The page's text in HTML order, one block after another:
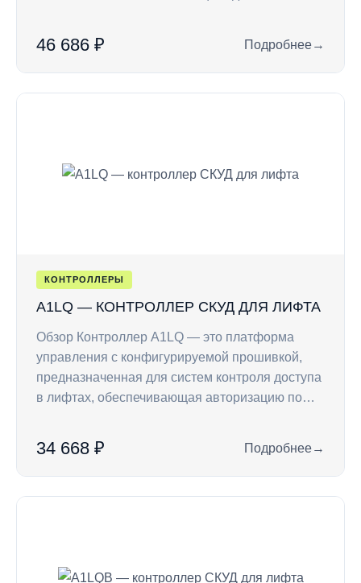
46 686 ₽ Подробнее
: A1U —
→
КОНТРОЛЛЕРЫ
A1LQ — КОНТРОЛЛЕР СКУД ДЛЯ ЛИФТА
Обзор Контроллер A1LQ — это платформа
управления с конфигурируемой прошивкой,
предназначенная для систем контроля доступа
в лифтах, обеспечивающая авторизацию по…
34 668 ₽ Подробнее
: A1LQ —
→